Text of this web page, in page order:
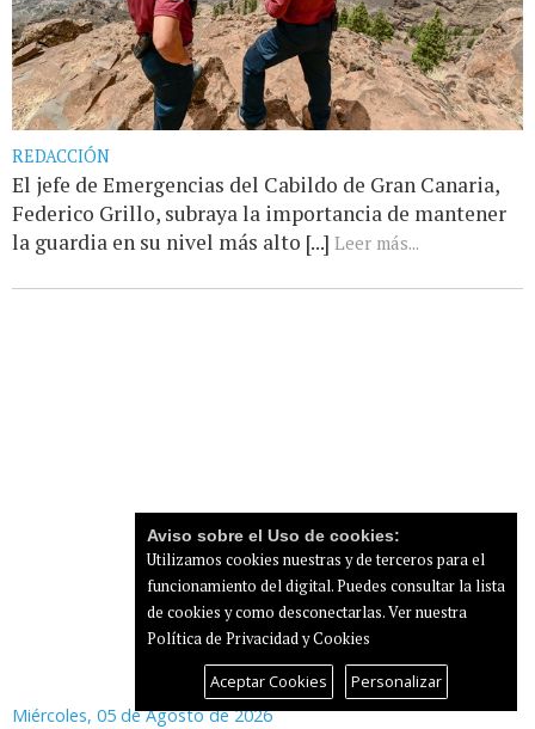
REDACCIÓN
El jefe de Emergencias del Cabildo de Gran Canaria,
Federico Grillo, subraya la importancia de mantener
la guardia en su nivel más alto [...] Leer más...
Miércoles, 05 de Agosto de 2026
Aviso sobre el Uso de cookies:
Utilizamos cookies nuestras y de terceros para el
funcionamiento del digital. Puedes consultar la lista
de cookies y como desconectarlas.Ver nuestra
Política de Privacidad y Cookies
Aceptar Cookies Personalizar